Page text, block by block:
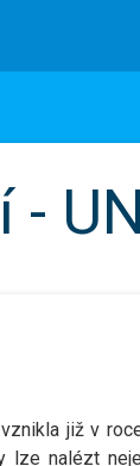
-
již v
lze nalézt